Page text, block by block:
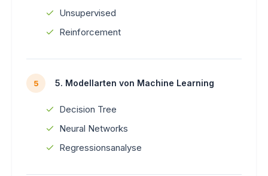
Unsupervised
Reinforcement
5 5. Modellarten von Machine Learning
Decision Tree
Neural Networks
Regressionsanalyse